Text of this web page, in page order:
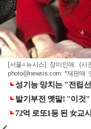
[서울=뉴시스] 장미인애. (사
photo@newsis.com *재판매